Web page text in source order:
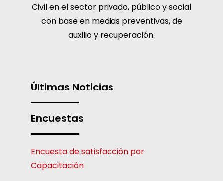
Civil en el sector privado, público y social
con base en medias preventivas, de
auxilio y recuperación.
Últimas Noticias
Encuestas
Encuesta de satisfacción por
Capacitación